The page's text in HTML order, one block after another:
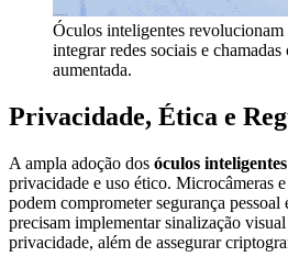
Óculos inteligentes revolucionam
integrar redes sociais e
aumentada.
Privacidade, Ética e
A ampla adoção dos óculos inteligentes
privacidade e uso ético. Microcâmeras
podem comprometer segurança pessoal
precisam implementar sinalização
privacidade, além de assegurar